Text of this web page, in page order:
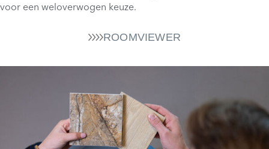
voor een weloverwogen keuze.
ROOMVIEWER